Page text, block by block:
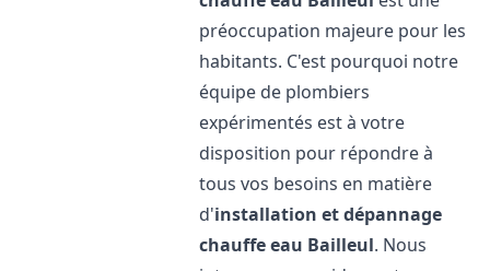
préoccupation majeure pour les
habitants. C'est pourquoi notre
équipe de plombiers
expérimentés est à votre
disposition pour répondre à
tous vos besoins en matière
d'installation et dépannage
chauffe eau Bailleul. Nous